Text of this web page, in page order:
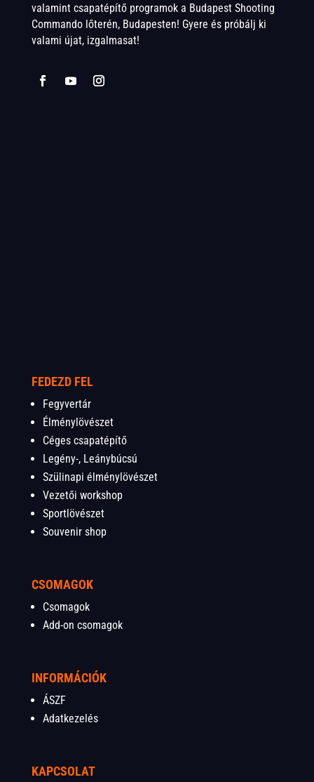
valamint csapatépítő programok a Budapest Shooting
Commando lőterén, Budapesten! Gyere és próbálj ki
valami újat, izgalmasat!
FEDEZD FEL
Fegyvertár
Élménylövészet
Céges csapatépítő
Legény-, Leánybúcsú
Szülinapi élménylövészet
Vezetői workshop
Sportlövészet
Souvenir shop
CSOMAGOK
Csomagok
Add-on csomagok
INFORMÁCIÓK
ÁSZF
Adatkezelés
KAPCSOLAT